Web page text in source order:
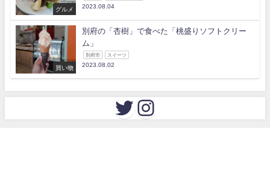
グルメ 2023.08.04
買い物
別府の「杏樹」で食べた「桃盛りソフトクリー
ム」
別府市 スイーツ
2023.08.02